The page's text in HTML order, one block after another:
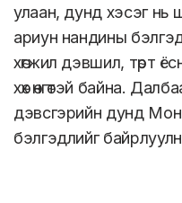
улаан, дунд хэсэг нь
ариун нандины
хөгжил дэвшил, төрт
хөх өнгөтэй байна.
дэвсгэрийн дунд
бэлгэдлийг